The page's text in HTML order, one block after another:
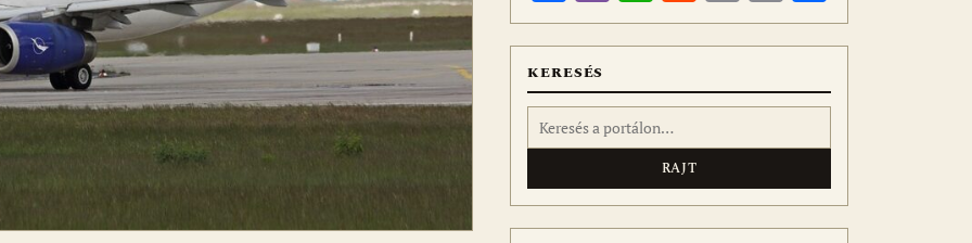
meg
KERESÉS
Keresés: